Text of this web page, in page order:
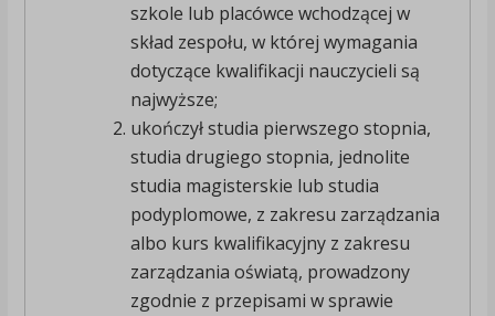
szkole lub placówce wchodzącej w
skład zespołu, w której wymagania
dotyczące kwalifikacji nauczycieli są
najwyższe;
ukończył studia pierwszego stopnia,
studia drugiego stopnia, jednolite
studia magisterskie lub studia
podyplomowe, z zakresu zarządzania
albo kurs kwalifikacyjny z zakresu
zarządzania oświatą, prowadzony
zgodnie z przepisami w sprawie